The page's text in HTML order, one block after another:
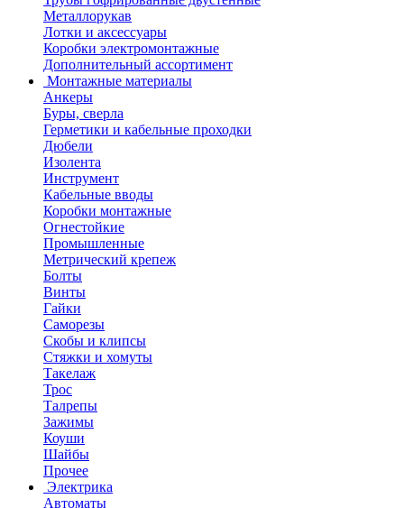
Металлорукав
Лотки и аксессуары
Коробки электромонтажные
Дополнительный ассортимент
Монтажные материалы
Анкеры
Буры, сверла
Герметики и кабельные проходки
Дюбели
Изолента
Инструмент
Кабельные вводы
Коробки монтажные
Огнестойкие
Промышленные
Метрический крепеж
Болты
Винты
Гайки
Саморезы
Скобы и клипсы
Стяжки и хомуты
Такелаж
Трос
Талрепы
Зажимы
Коуши
Шайбы
Прочее
Электрика
Автоматы